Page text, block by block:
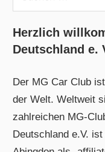
nach:
Herzlich
Deutschland e.
Der MG Car Club
der Welt. Weltweit
zahlreichen MG-
Deutschland e.V.